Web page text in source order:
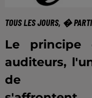
TOUS LES JOURS, �
Le principe
auditeurs,
de